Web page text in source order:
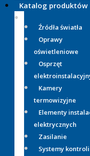
Katalog produktów
Źródła światła
Oprawy
oświetleniowe
Osprzęt
Kamery
termowizyjne
Elementy
elektrycznych
Zasilanie
Systemy kontroli